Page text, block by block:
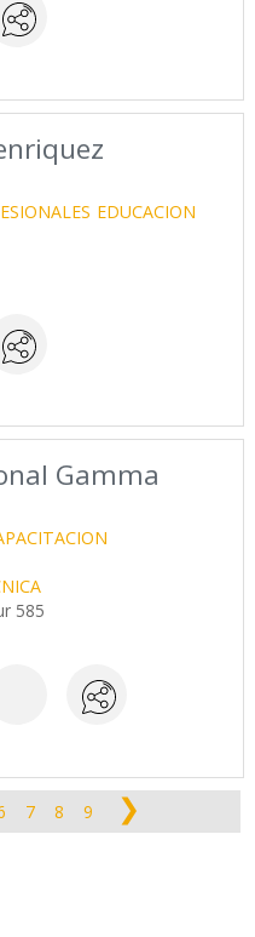
EDUCACION
Gamma
585
7 8 9 ❯